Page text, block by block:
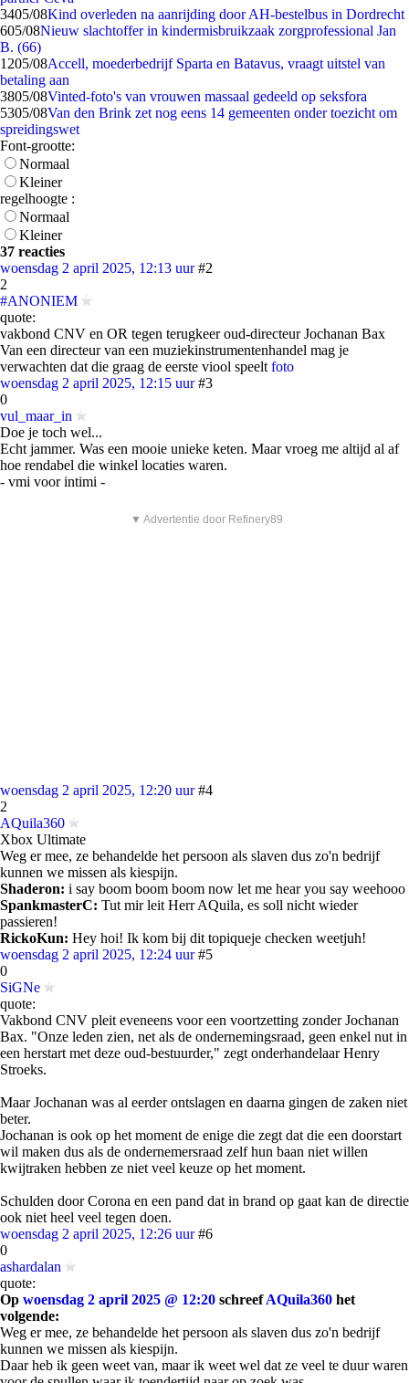
3405/08Kind overleden na aanrijding door AH-bestelbus in Dordrecht
605/08Nieuw slachtoffer in kindermisbruikzaak zorgprofessional Jan
B. (66)
1205/08Accell, moederbedrijf Sparta en Batavus, vraagt uitstel van
betaling aan
3805/08Vinted-foto's van vrouwen massaal gedeeld op seksfora
5305/08Van den Brink zet nog eens 14 gemeenten onder toezicht om
spreidingswet
Font-grootte:
Normaal
Kleiner
regelhoogte :
Normaal
Kleiner
37 reacties
woensdag 2 april 2025, 12:13 uur #2
2
#ANONIEM
quote:
vakbond CNV en OR tegen terugkeer oud-directeur Jochanan Bax
Van een directeur van een muziekinstrumentenhandel mag je
verwachten dat die graag de eerste viool speelt foto
woensdag 2 april 2025, 12:15 uur #3
0
vul_maar_in
Doe je toch wel...
Echt jammer. Was een mooie unieke keten. Maar vroeg me altijd al af
hoe rendabel die winkel locaties waren.
- vmi voor intimi -
▼ Advertentie door Refinery89
woensdag 2 april 2025, 12:20 uur #4
2
AQuila360
Xbox Ultimate
Weg er mee, ze behandelde het persoon als slaven dus zo'n bedrijf
kunnen we missen als kiespijn.
Shaderon: i say boom boom boom now let me hear you say weehooo
SpankmasterC: Tut mir leit Herr AQuila, es soll nicht wieder
passieren!
RickoKun: Hey hoi! Ik kom bij dit topiqueje checken weetjuh!
woensdag 2 april 2025, 12:24 uur #5
0
SiGNe
quote:
Vakbond CNV pleit eveneens voor een voortzetting zonder Jochanan
Bax. "Onze leden zien, net als de ondernemingsraad, geen enkel nut in
een herstart met deze oud-bestuurder," zegt onderhandelaar Henry
Stroeks.
Maar Jochanan was al eerder ontslagen en daarna gingen de zaken niet
beter.
Jochanan is ook op het moment de enige die zegt dat die een doorstart
wil maken dus als de ondernemersraad zelf hun baan niet willen
kwijtraken hebben ze niet veel keuze op het moment.
Schulden door Corona en een pand dat in brand op gaat kan de directie
ook niet heel veel tegen doen.
woensdag 2 april 2025, 12:26 uur #6
0
ashardalan
quote:
Op woensdag 2 april 2025 @ 12:20 schreefAQuila360 het
volgende:
Weg er mee, ze behandelde het persoon als slaven dus zo'n bedrijf
kunnen we missen als kiespijn.
Daar heb ik geen weet van, maar ik weet wel dat ze veel te duur waren